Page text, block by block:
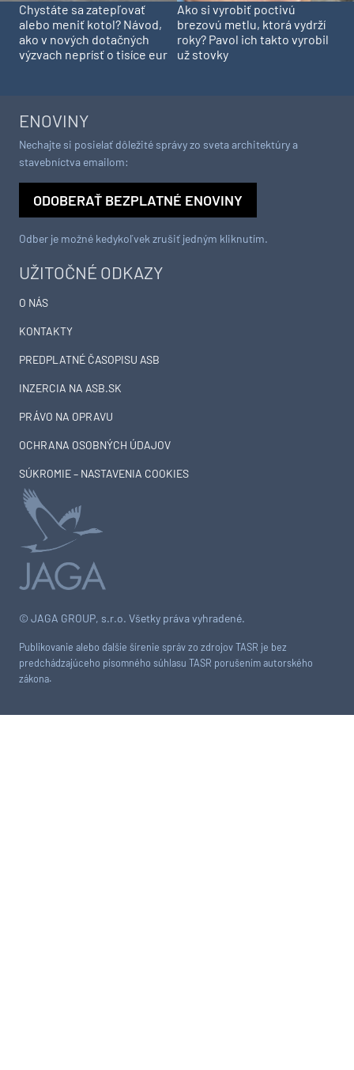
Chystáte sa zatepľovať
alebo meniť kotol? Návod,
ako v nových dotačných
výzvach neprísť o tisíce eur
Ako si vyrobiť poctivú
brezovú metlu, ktorá vydrží
roky? Pavol ich takto vyrobil
už stovky
© JAGA GROUP, s.r.o. Všetky práva vyhradené.
Publikovanie alebo ďalšie šírenie správ zo zdrojov TASR je bez
predchádzajúceho písomného súhlasu TASR porušením autorského
zákona.
UŽITOČNÉ ODKAZY
O NÁS
KONTAKTY
PREDPLATNÉ ČASOPISU ASB
INZERCIA NA ASB.SK
PRÁVO NA OPRAVU
OCHRANA OSOBNÝCH ÚDAJOV
SÚKROMIE – NASTAVENIA COOKIES
ENOVINY
Nechajte si posielať dôležité správy zo sveta architektúry a
stavebníctva emailom:
ODOBERAŤ BEZPLATNÉ ENOVINY
Odber je možné kedykoľvek zrušiť jedným kliknutím.